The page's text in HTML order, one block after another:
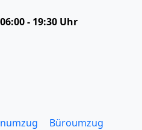
- 19:30 Uhr
Büroumzug